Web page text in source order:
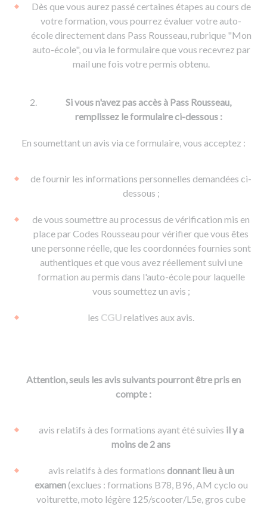
Voir tous les supports
Formation FCO
Formation CACES
Devenir enseignant de la conduite
Ressources
Dès que vous aurez passé certaines étapes au cours de
votre formation, vous pourrez évaluer votre auto-
école directement dans Pass Rousseau, rubrique "Mon
auto-école", ou via le formulaire que vous recevrez par
mail une fois votre permis obtenu.
Si vous n'avez pas accès à Pass Rousseau,
remplissez le formulaire ci-dessous :
En soumettant un avis via ce formulaire, vous acceptez :
de fournir les informations personnelles demandées ci-
dessous ;
de vous soumettre au processus de vérification mis en
place par Codes Rousseau pour vérifier que vous êtes
une personne réelle, que les coordonnées fournies sont
authentiques et que vous avez réellement suivi une
formation au permis dans l'auto-école pour laquelle
vous soumettez un avis ;
les CGUrelatives aux avis.
Attention, seuls les avis suivants pourront être pris en
compte :
avis relatifs à des formations ayant été suivies il y a
moins de 2 ans
avis relatifs à des formations donnant lieu à un
examen(exclues : formations B78, B96, AM cyclo ou
voiturette, moto légère 125/scooter/L5e, gros cube